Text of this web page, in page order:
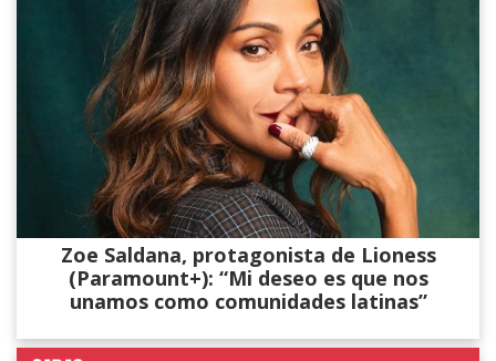
Zoe Saldana, protagonista de Lioness
(Paramount+): “Mi deseo es que nos
unamos como comunidades latinas”